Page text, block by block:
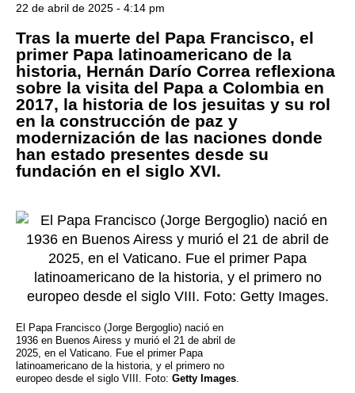
22 de abril de 2025 - 4:14 pm
Tras la muerte del Papa Francisco, el
primer Papa latinoamericano de la
historia, Hernán Darío Correa reflexiona
sobre la visita del Papa a Colombia en
2017, la historia de los jesuitas y su rol
en la construcción de paz y
modernización de las naciones donde
han estado presentes desde su
fundación en el siglo XVI.
El Papa Francisco (Jorge Bergoglio) nació en
1936 en Buenos Airess y murió el 21 de abril de
2025, en el Vaticano. Fue el primer Papa
latinoamericano de la historia, y el primero no
europeo desde el siglo VIII. Foto: Getty Images